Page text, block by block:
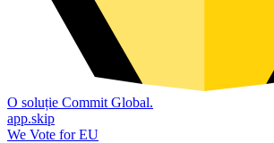
O soluție Commit Global.
app.skip
We Vote for EU